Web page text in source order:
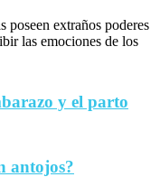
poseen extraños poderes
las emociones de los
y el parto
antojos?